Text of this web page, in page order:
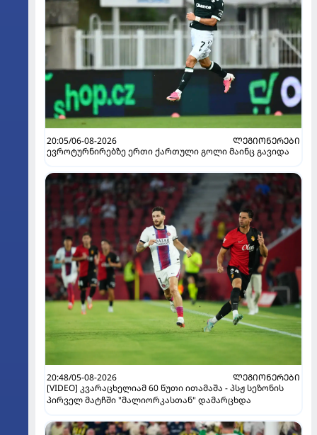
20:05/06-08-2026
ᲚᲔᲒᲘᲝᲜᲔᲠᲔᲑᲘ
ევროტურნირებზე ერთი ქართული გოლი მაინც გავიდა
20:48/05-08-2026
ᲚᲔᲒᲘᲝᲜᲔᲠᲔᲑᲘ
[VIDEO] კვარაცხელიამ 60 წუთი ითამაშა - პსჟ სეზონის
პირველ მატჩში "მალიორკასთან" დამარცხდა